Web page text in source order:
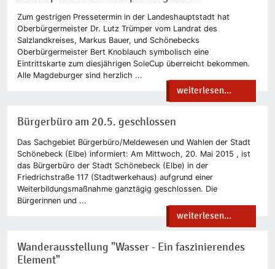
Zum gestrigen Pressetermin in der Landeshauptstadt hat
Oberbürgermeister Dr. Lutz Trümper vom Landrat des
Salzlandkreises, Markus Bauer, und Schönebecks
Oberbürgermeister Bert Knoblauch symbolisch eine
Eintrittskarte zum diesjährigen SoleCup überreicht bekommen.
Alle Magdeburger sind herzlich ...
weiterlesen...
Bürgerbüro am 20.5. geschlossen
Das Sachgebiet Bürgerbüro/Meldewesen und Wahlen der Stadt
Schönebeck (Elbe) informiert: Am Mittwoch, 20. Mai 2015 , ist
das Bürgerbüro der Stadt Schönebeck (Elbe) in der
Friedrichstraße 117 (Stadtwerkehaus) aufgrund einer
Weiterbildungsmaßnahme ganztägig geschlossen. Die
Bürgerinnen und ...
weiterlesen...
Wanderausstellung "Wasser - Ein faszinierendes
Element"